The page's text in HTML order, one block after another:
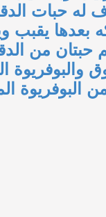
حبات
بعدها يقبب
حبتان من
البوفريوة